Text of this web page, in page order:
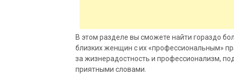
В этом разделе вы сможете найти гораздо
близких женщин с их «профессиональным»
за жизнерадостность и профессионализм,
приятными словами.